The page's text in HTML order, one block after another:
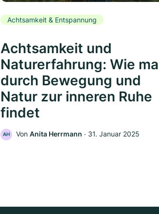
Achtsamkeit & Entspannung
Achtsamkeit und
Naturerfahrung: Wie
durch Bewegung und
Natur zur inneren Ruhe
findet
AH Von Anita Herrmann ‧ 31. Januar 2025